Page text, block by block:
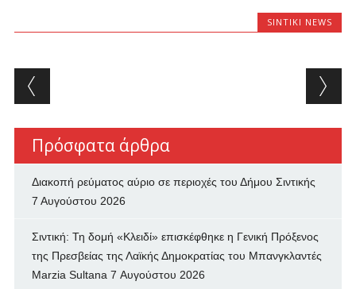
SINTIKI NEWS
Post navigation
Πρόσφατα άρθρα
Διακοπή ρεύματος αύριο σε περιοχές του Δήμου Σιντικής
7 Αυγούστου 2026
Σιντική: Τη δομή «Κλειδί» επισκέφθηκε η Γενική Πρόξενος
της Πρεσβείας της Λαϊκής Δημοκρατίας του Μπανγκλαντές
Marzia Sultana 7 Αυγούστου 2026